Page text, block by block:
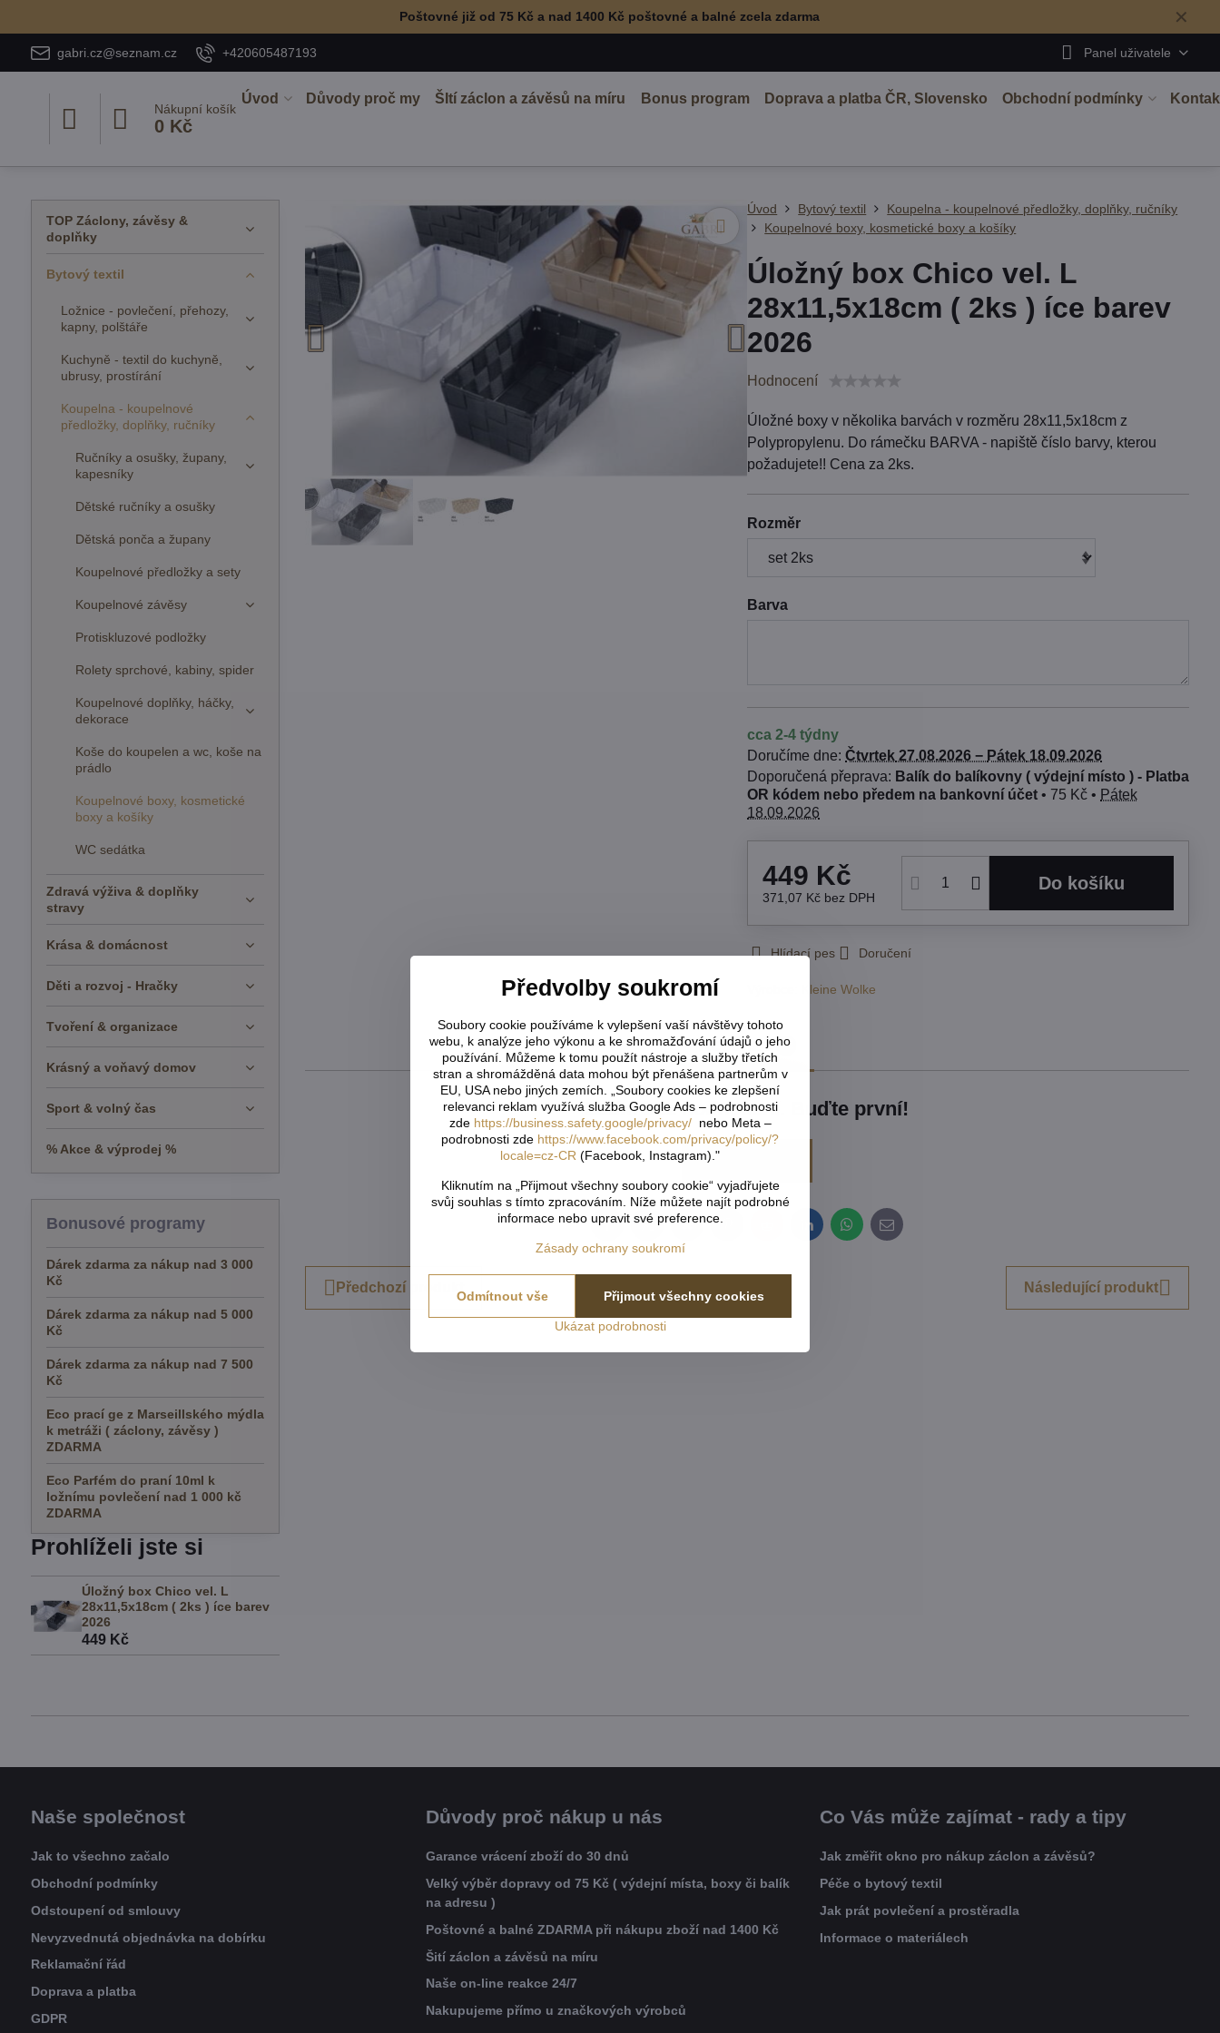
✕
Poštovné již od 75 Kč a nad 1400 Kč poštovné a balné zcela zdarma
gabri.cz@seznam.cz +420605487193 Panel uživatele
Nákupní košík
0 Kč
Úvod Důvody proč my ŠItí záclon a závěsů na míru Bonus program Doprava a platba ČR, Slovensko Obchodní podmínky
Úvod Bytový textil
Koupelna - koupelnové předložky, doplňky, ručníky
Koupelnové boxy, kosmetické boxy a košíky
Úložný box Chico vel. L
28x11,5x18cm ( 2ks ) íce barev
2026
Hodnocení
Úložné boxy v několika barvách v rozměru 28x11,5x18cm z
Polypropylenu. Do rámečku BARVA - napiště číslo barvy, kterou
požadujete!! Cena za 2ks.
Rozměr
Barva
cca 2-4 týdny
Doručíme dne:Čtvrtek 27.08.2026 − Pátek 18.09.2026
Balík do balíkovny ( výdejní místo ) - Platba
OR kódem nebo předem na bankovní účet• 75 Kč • Pátek
18.09.2026
449 Kč
371,07 Kč bez DPH
Do košíku
Hlídací pes Doručení
Kleine Wolke
Recenze 0
Zatím bez hodnocení. Buďte první!
Přidat recenzi
FacebookTwitter LinkedInWhatsApp
E-
mail
Předchozí produkt Následující produkt
TOP Záclony, závěsy &
doplňky
Bytový textil
Ložnice - povlečení, přehozy,
kapny, polštáře
Kuchyně - textil do kuchyně,
ubrusy, prostírání
Koupelna - koupelnové
předložky, doplňky, ručníky
Ručníky a osušky, župany,
kapesníky
Dětské ručníky a osušky
Dětská ponča a župany
Koupelnové předložky a sety
Koupelnové závěsy
Protiskluzové podložky
Rolety sprchové, kabiny, spider
Koupelnové doplňky, háčky,
dekorace
Koše do koupelen a wc, koše na
prádlo
Koupelnové boxy, kosmetické
boxy a košíky
WC sedátka
Zdravá výživa & doplňky
stravy
Krása & domácnost
Děti a rozvoj - Hračky
Tvoření & organizace
Krásný a voňavý domov
Sport & volný čas
% Akce & výprodej %
Bonusové programy
Dárek zdarma za nákup nad 3 000
Kč
Dárek zdarma za nákup nad 5 000
Kč
Dárek zdarma za nákup nad 7 500
Kč
Eco prací ge z Marseillského mýdla
k metráži ( záclony, závěsy )
ZDARMA
Eco Parfém do praní 10ml k
ložnímu povlečení nad 1 000 kč
ZDARMA
Prohlíželi jste si
Úložný box Chico vel. L
28x11,5x18cm ( 2ks ) íce barev
2026
449 Kč
Naše společnost
Jak to všechno začalo
Obchodní podmínky
Odstoupení od smlouvy
Nevyzvednutá objednávka na dobírku
Reklamační řád
Doprava a platba
GDPR
Důvody proč nákup u nás
Garance vrácení zboží do 30 dnů
Velký výběr dopravy od 75 Kč ( výdejní místa, boxy či balík
na adresu )
Poštovné a balné ZDARMA při nákupu zboží nad 1400 Kč
Šití záclon a závěsů na míru
Naše on-line reakce 24/7
Nakupujeme přímo u značkových výrobců
Co Vás může zajímat - rady a tipy
Jak změřit okno pro nákup záclon a závěsů?
Péče o bytový textil
Jak prát povlečení a prostěradla
Informace o materiálech
Předvolby soukromí
Soubory cookie používáme k vylepšení vaší návštěvy tohoto
webu, k analýze jeho výkonu a ke shromažďování údajů o jeho
používání. Můžeme k tomu použít nástroje a služby třetích
stran a shromážděná data mohou být přenášena partnerům v
EU, USA nebo jiných zemích. „Soubory cookies ke zlepšení
relevanci reklam využívá služba Google Ads – podrobnosti
zde https://business.safety.google/privacy/nebo Meta –
podrobnosti zde https://www.facebook.com/privacy/policy/?
locale=cz-CR (Facebook, Instagram)."
Kliknutím na „Přijmout všechny soubory cookie“ vyjadřujete
svůj souhlas s tímto zpracováním. Níže můžete najít podrobné
informace nebo upravit své preference.
Zásady ochrany soukromí
Ukázat podrobnosti
Přijmout všechny cookies
Odmítnout vše